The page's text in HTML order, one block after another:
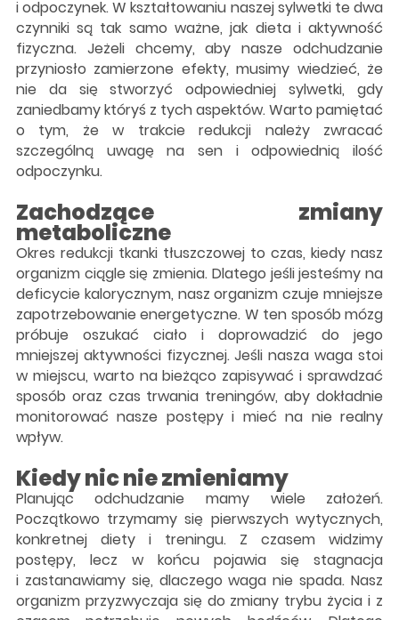
i odpoczynek. W kształtowaniu naszej sylwetki te dwa
czynniki są tak samo ważne, jak dieta i aktywność
fizyczna. Jeżeli chcemy, aby nasze odchudzanie
przyniosło zamierzone efekty, musimy wiedzieć, że
nie da się stworzyć odpowiedniej sylwetki, gdy
zaniedbamy któryś z tych aspektów. Warto pamiętać
o tym, że w trakcie redukcji należy zwracać
szczególną uwagę na sen i odpowiednią ilość
odpoczynku.
Zachodzące zmiany
metaboliczne
Okres redukcji tkanki tłuszczowej to czas, kiedy nasz
organizm ciągle się zmienia. Dlatego jeśli jesteśmy na
deficycie kalorycznym, nasz organizm czuje mniejsze
zapotrzebowanie energetyczne. W ten sposób mózg
próbuje oszukać ciało i doprowadzić do jego
mniejszej aktywności fizycznej. Jeśli nasza waga stoi
w miejscu, warto na bieżąco zapisywać i sprawdzać
sposób oraz czas trwania treningów, aby dokładnie
monitorować nasze postępy i mieć na nie realny
wpływ.
Kiedy nic nie zmieniamy
Planując odchudzanie mamy wiele założeń.
Początkowo trzymamy się pierwszych wytycznych,
konkretnej diety i treningu. Z czasem widzimy
postępy, lecz w końcu pojawia się stagnacja
i zastanawiamy się, dlaczego waga nie spada. Nasz
organizm przyzwyczaja się do zmiany trybu życia i z